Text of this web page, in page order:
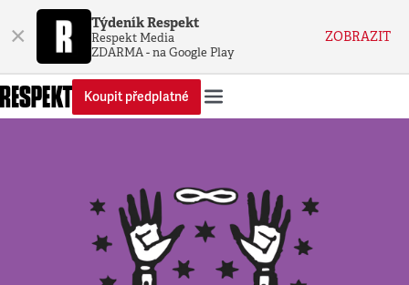
× Týdeník Respekt
Respekt Media
ZDARMA - na Google Play
ZOBRAZIT
Koupit předplatné